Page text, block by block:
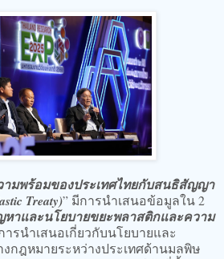
ามพร้อมของประเทศไทยกับสนธิสัญญา
Treaty)” มีการนำเสนอข้อมูลใน 2
หาและนโยบายขยะพลาสติกและความ
ารนำเสนอเกี่ยวกับนโยบายและ
กฎหมายระหว่างประเทศด้านมลพิษ